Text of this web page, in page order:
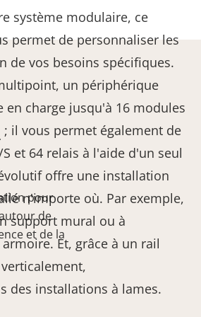
système modulaire, ce
permet de personnaliser les
de vos besoins spécifiques.
un périphérique
en charge jusqu'à 16 modules
; il vous permet également de
et 64 relais à l'aide d'un seul
offre une installation
n'importe où. Par exemple,
support mural ou à
Et, grâce à un rail
des installations à lames.
pour
de
et de la